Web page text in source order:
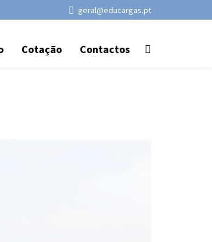
geral@educargas.pt
Cotação Contactos